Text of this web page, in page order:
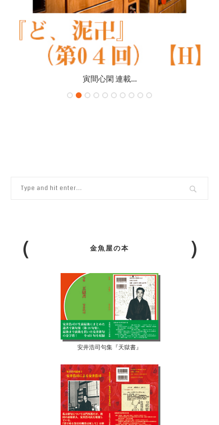
寅間心閑 連載...
金魚屋の本
安井浩司句集『天獄書』